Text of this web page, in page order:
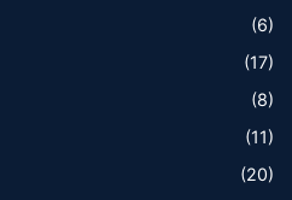
(6)
(17)
(8)
(11)
(20)